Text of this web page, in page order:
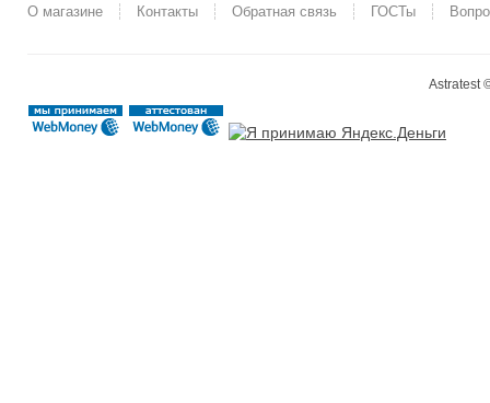
О магазине Контакты Обратная связь ГОСТы
Astratest